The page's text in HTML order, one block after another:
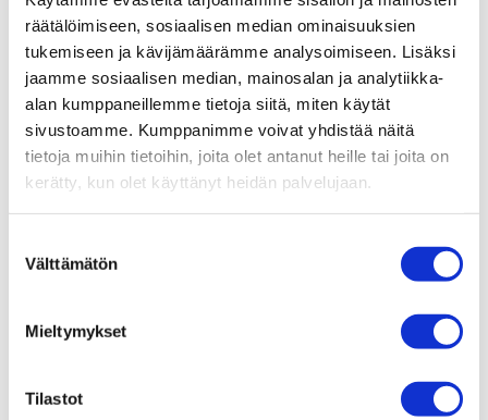
räätälöimiseen, sosiaalisen median ominaisuuksien
tukemiseen ja kävijämäärämme analysoimiseen. Lisäksi
jaamme sosiaalisen median, mainosalan ja analytiikka-
alan kumppaneillemme tietoja siitä, miten käytät
sivustoamme. Kumppanimme voivat yhdistää näitä
tietoja muihin tietoihin, joita olet antanut heille tai joita on
kerätty, kun olet käyttänyt heidän palvelujaan.
valinta
Välttämätön
Mieltymykset
Tilastot
Taidekahvit
Tuhtossa
Taidekahvit Tuhtossa
27.06.2024
Tuhto – makuhetkiä arkeen ja juhlaan Tampere-talolla.
kulttuurielämys herkulliseen ruokailuun tai poikkea vain
sisään. Olemme täällä sinua varten.